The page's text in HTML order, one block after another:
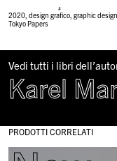
#
2020,design grafico,graphic design
Tokyo Papers
Vedi tutti i libri
Karel
PRODOTTI CORRELATI